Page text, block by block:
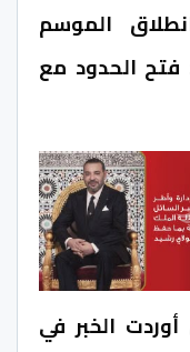
الموسم
فتح الحدود مع
الخبر في